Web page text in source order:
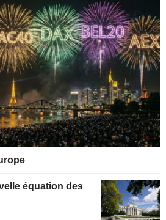
équation des